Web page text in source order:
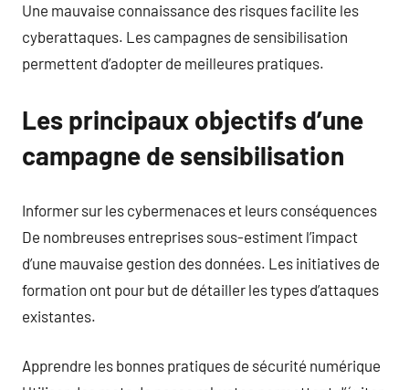
Une mauvaise connaissance des risques facilite les
cyberattaques. Les campagnes de sensibilisation
permettent d’adopter de meilleures pratiques.
Les principaux objectifs d’une
campagne de sensibilisation
Informer sur les cybermenaces et leurs conséquences
De nombreuses entreprises sous-estiment l’impact
d’une mauvaise gestion des données. Les initiatives de
formation ont pour but de détailler les types d’attaques
existantes.
Apprendre les bonnes pratiques de sécurité numérique